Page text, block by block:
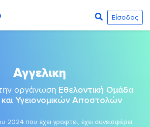
Είσοδος
Αγγελικη
οργάνωση Εθελοντική Ομάδα
Υγειονομικών Αποστολών
2024 που έχει γραφτεί, έχει συνεισφέρει